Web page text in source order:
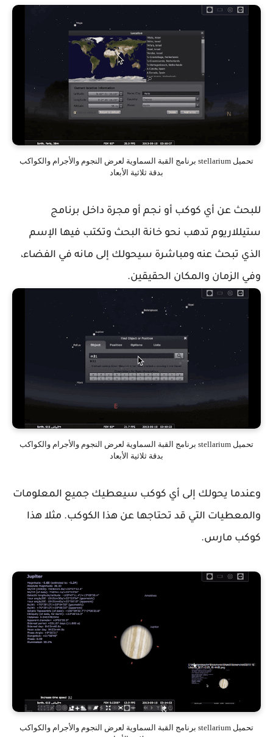
تحميل stellarium برنامج القبة السماوية لعرض النجوم والأجرام والكواكب
بدقة ثلاثية الأبعاد
للبحث عن أي كوكب أو نجم أو مجرة داخل برنامج
ستيللاريوم تدهب نحو خانة البحث وتكتب فيها الإسم
الذي تبحث عنه ومباشرة سيحولك إلى مانه في الفضاء،
وفي الزمان والمكان الحقيقين.
تحميل stellarium برنامج القبة السماوية لعرض النجوم والأجرام والكواكب
بدقة ثلاثية الأبعاد
وعندما يحولك إلى أي كوكب سيعطيك جميع المعلومات
والمعطيات التي قد تحتاجها عن هذا الكوكب. مثلا هذا
كوكب مارس.
تحميل stellarium برنامج القبة السماوية لعرض النجوم والأجرام والكواكب